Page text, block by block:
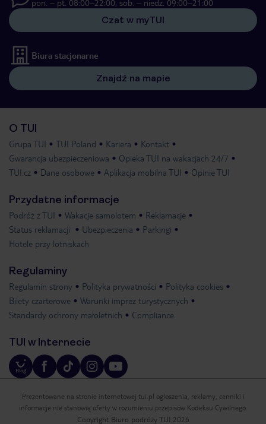
pon. – pt. 08:00–22:00, sob. – niedz. 09:00–21:00
Czat w myTUI
Biura stacjonarne
Znajdź na mapie
O TUI
Grupa TUI TUI Poland Kariera
Kontakt
Gwarancja ubezpieczeniowa
Opieka TUI na wakacjach 24/7
TUI.cz
Dane osobowe Aplikacja mobilna TUI Opinie TUI
Przydatne informacje
Podróż z TUI Wakacje samolotem
Reklamacje
Status reklamacji
Ubezpieczenia
Parkingi
Hotele przy lotniskach
Regulaminy
Regulamin strony Polityka prywatności
Polityka cookies
Bilety czarterowe
Warunki imprez turystycznych
Standardy ochrony małoletnich
Compliance
TUI w Internecie
Prezentowane na stronie internetowej tui.pl ogłoszenia, reklamy, cenniki i
informacje nie stanowią oferty w rozumieniu przepisów Kodeksu Cywilnego.
Copyright Biuro podróży TUI 2026